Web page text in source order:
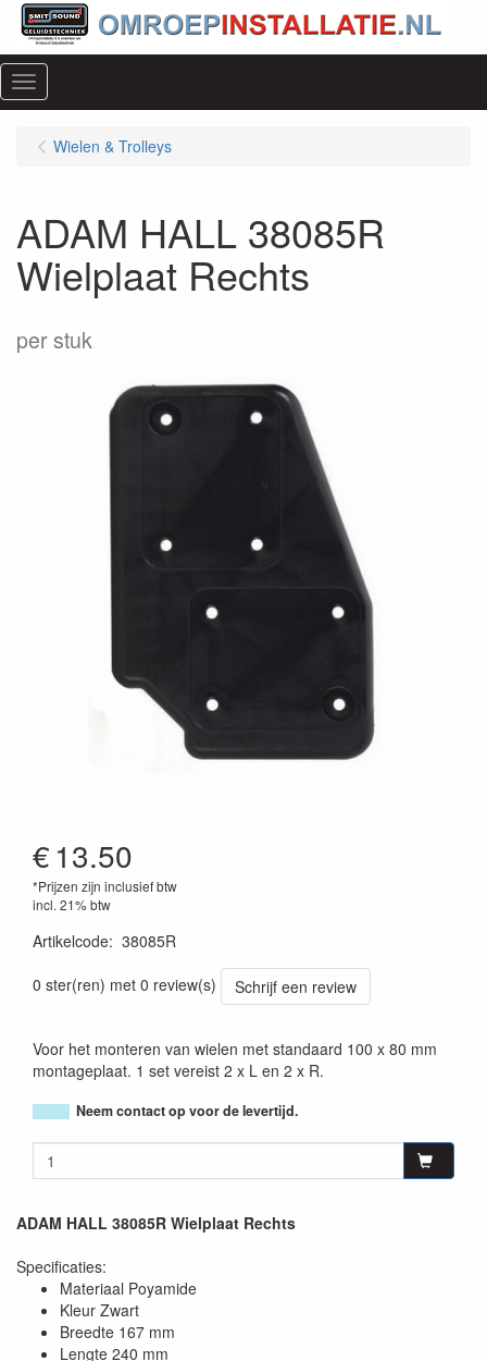
Menu
Wielen & Trolleys
ADAM HALL 38085R
Wielplaat Rechts
per stuk
€13.50
*Prijzen zijn inclusief btw
incl. 21% btw
Artikelcode: 38085R
0 ster(ren) met 0 review(s)
Schrijf een review
Voor het monteren van wielen met standaard 100 x 80 mm
montageplaat. 1 set vereist 2 x L en 2 x R.
Neem contact op voor de levertijd.
ADAM HALL 38085R Wielplaat Rechts
Specificaties:
Materiaal Poyamide
Kleur Zwart
Breedte 167 mm
Lengte 240 mm